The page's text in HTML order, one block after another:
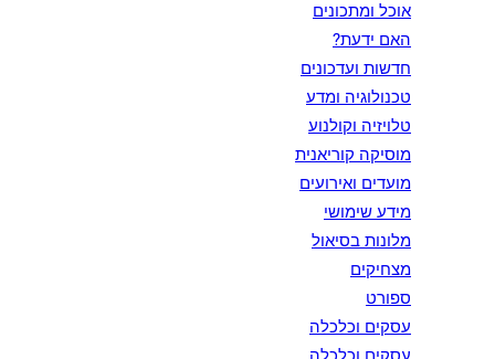
אוכל ומתכונים
האם ידעת?
חדשות ועדכונים
טכנולוגיה ומדע
טלויזיה וקולנוע
מוסיקה קוריאנית
מועדים ואירועים
מידע שימושי
מלונות בסיאול
מצחיקים
ספורט
עסקים וכלכלה